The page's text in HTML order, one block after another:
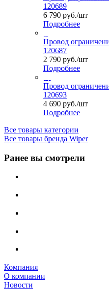
120689
6 790 руб./шт
Подробнее
Провод
120687
2 790 руб./шт
Подробнее
Провод
120693
4 690 руб./шт
Подробнее
Все товары категории
Все товары бренда Wiper
Ранее вы смотрели
Компания
О компании
Новости